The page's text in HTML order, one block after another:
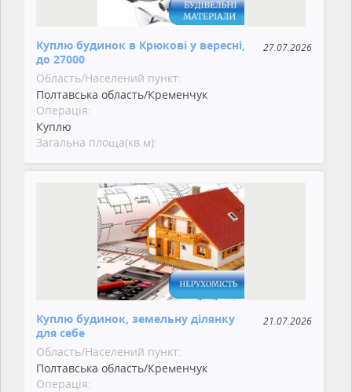
Куплю будинок в Крюкові у вересні,
до 27000
27.07.2026
Область/Населений пункт:
Полтавська область/Кременчук
Операція:
Куплю
Загальна площа(кв.м):
Куплю будинок, земельну ділянку
для себе
21.07.2026
Область/Населений пункт:
Полтавська область/Кременчук
Операція: